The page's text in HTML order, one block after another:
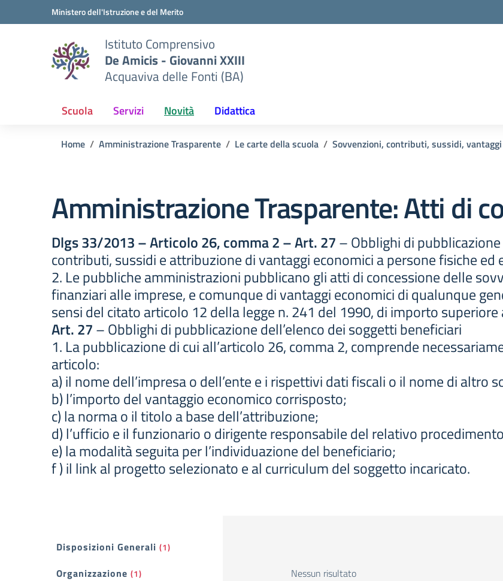
Vai ai contenuti
Vai al menu di navigazioneMinistero dell'Istruzione e del Merito
Istituto Comprensivo
De Amicis - Giovanni XXIII
Acquaviva delle Fonti (BA)
Scuola Servizi Novità Didattica
Home Amministrazione Trasparente Le carte della scuola Sovvenzioni, contributi, sussidi,
Amministrazione Trasparente:Atti di
Dlgs 33/2013 – Articolo 26, comma 2 – Art. 27– Obblighi di
contributi, sussidi e attribuzione di vantaggi economici a persone fisiche ed
2. Le pubbliche amministrazioni pubblicano gli atti di concessione delle
finanziari alle imprese, e comunque di vantaggi economici di qualunque
sensi del citato articolo 12 della legge n. 241 del 1990, di importo superiore
Art. 27– Obblighi di pubblicazione dell’elenco dei soggetti beneficiari
1. La pubblicazione di cui all’articolo 26, comma 2, comprende
articolo:
a) il nome dell’impresa o dell’ente e i rispettivi dati fiscali o il nome di altro
b) l’importo del vantaggio economico corrisposto;
c) la norma o il titolo a base dell’attribuzione;
d) l’ufficio e il funzionario o dirigente responsabile del relativo
e) la modalità seguita per l’individuazione del beneficiario;
f ) il link al progetto selezionato e al curriculum del soggetto incaricato.
Filtri
Disposizioni Generali (1)
Organizzazione (1) Nessun risultato